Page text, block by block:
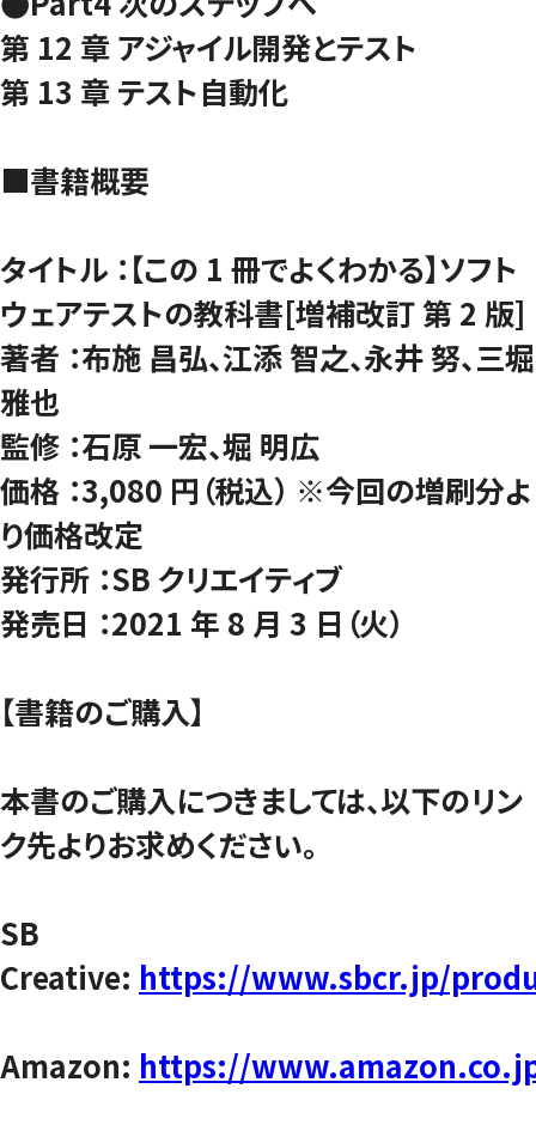
第 12 章 アジャイル開発とテスト
第 13 章 テスト自動化
■書籍概要
タイトル ：【この 1 冊でよくわかる】ソフト
ウェアテストの教科書[増補改訂 第 2 版]
著者 ：布施 昌弘、江添 智之、永井 努、三堀
雅也
監修 ：石原 一宏、堀 明広
価格 ：3,080 円（税込） ※今回の増刷分よ
り価格改定
発行所 ：SB クリエイティブ
発売日 ：2021 年 8 月 3 日（火）
【書籍のご購入】
本書のご購入につきましては、以下のリン
ク先よりお求めください。
SB
Creative: https://www.sbcr.jp/
Amazon: https://